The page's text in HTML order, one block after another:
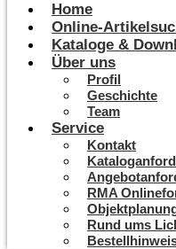
Home
Online-
Kataloge &
Über uns
Profil
Geschichte
Team
Service
Kontakt
RMA
Rund ums